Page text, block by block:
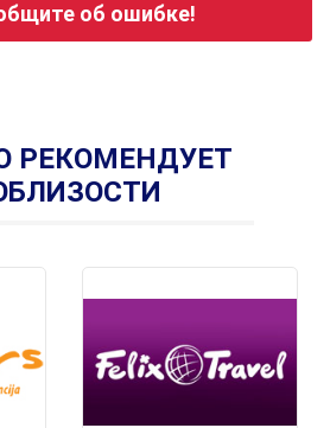
об ошибке!
РЕКОМЕНДУЕТ